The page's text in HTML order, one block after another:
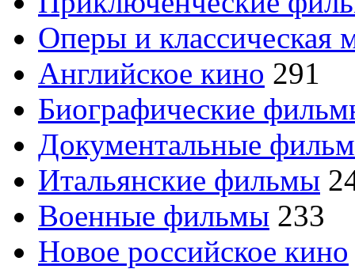
Оперы и классическая
Английское кино 291
Биографические
Документальные
Итальянские фильмы
Военные фильмы 233
Новое российское кино